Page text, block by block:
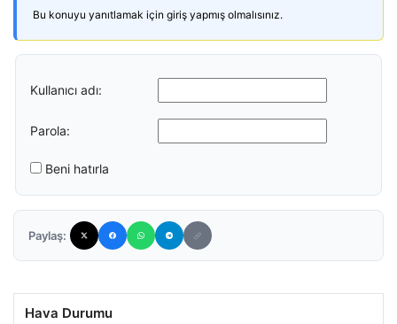
Bu konuyu yanıtlamak için giriş yapmış olmalısınız.
Kullanıcı adı:
Parola:
Beni hatırla
Paylaş:
Hava Durumu